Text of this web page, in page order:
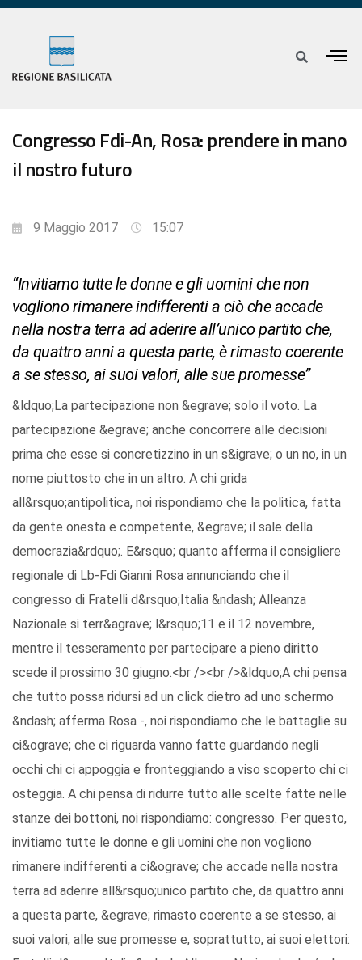
Congresso Fdi-An, Rosa: prendere in mano
il nostro futuro
9 Maggio 2017 15:07
“Invitiamo tutte le donne e gli uomini che non
vogliono rimanere indifferenti a ciò che accade
nella nostra terra ad aderire all’unico partito che,
da quattro anni a questa parte, è rimasto coerente
a se stesso, ai suoi valori, alle sue promesse”
&ldquo;La partecipazione non &egrave; solo il voto. La
partecipazione &egrave; anche concorrere alle decisioni
prima che esse si concretizzino in un s&igrave; o un no, in un
nome piuttosto che in un altro. A chi grida
all&rsquo;antipolitica, noi rispondiamo che la politica, fatta
da gente onesta e competente, &egrave; il sale della
democrazia&rdquo;. E&rsquo; quanto afferma il consigliere
regionale di Lb-Fdi Gianni Rosa annunciando che il
congresso di Fratelli d&rsquo;Italia &ndash; Alleanza
Nazionale si terr&agrave; l&rsquo;11 e il 12 novembre,
mentre il tesseramento per partecipare a pieno diritto
scede il prossimo 30 giugno.<br /><br />&ldquo;A chi pensa
che tutto possa ridursi ad un click dietro ad uno schermo
&ndash; afferma Rosa -, noi rispondiamo che le battaglie su
ci&ograve; che ci riguarda vanno fatte guardando negli
occhi chi ci appoggia e fronteggiando a viso scoperto chi ci
osteggia. A chi pensa di ridurre tutto alle scelte fatte nelle
stanze dei bottoni, noi rispondiamo: congresso. Per questo,
invitiamo tutte le donne e gli uomini che non vogliono
rimanere indifferenti a ci&ograve; che accade nella nostra
terra ad aderire all&rsquo;unico partito che, da quattro anni
a questa parte, &egrave; rimasto coerente a se stesso, ai
suoi valori, alle sue promesse e, soprattutto, ai suoi elettori: